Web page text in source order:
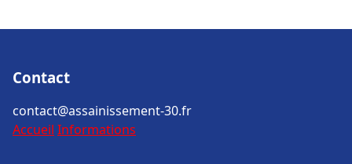
Contact
contact@assainissement-30.fr
Accueil Informations